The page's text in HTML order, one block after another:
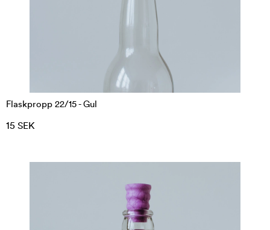
Flaskpropp 22/15 - Gul
15 SEK